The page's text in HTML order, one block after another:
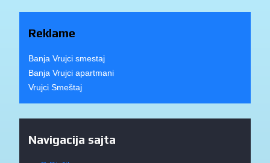
Reklame
Banja Vrujci smestaj
Banja Vrujci apartmani
Vrujci Smeštaj
Navigacija sajta